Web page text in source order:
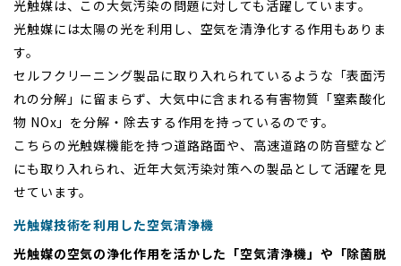
光触媒は、この大気汚染の問題に対しても活躍しています。
光触媒には太陽の光を利用し、空気を清浄化する作用もありま
す。
セルフクリーニング製品に取り入れられているような「表面汚
れの分解」に留まらず、大気中に含まれる有害物質「窒素酸化
物 NOx」を分解・除去する作用を持っているのです。
こちらの光触媒機能を持つ道路路面や、高速道路の防音壁など
にも取り入れられ、近年大気汚染対策への製品として活躍を見
せています。
光触媒技術を利用した空気清浄機
光触媒の空気の浄化作用を活かした「空気清浄機」や「除菌脱